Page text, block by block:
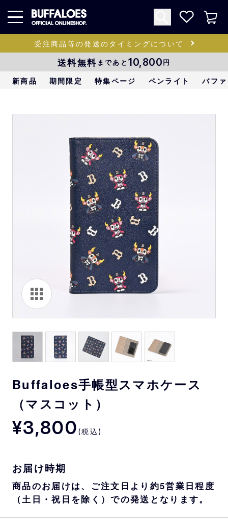
受注商品等の発送のタイミングについて
送料無料 まであと 10,800円
新商品 期間限定 特集ページ ペンライト バフ
Buffaloes手帳型スマホケース
（マスコット）
¥3,800 (税込)
お届け時期
商品のお届けは、ご注文日より約5営業日程度
（土日・祝日を除く）での発送となります。